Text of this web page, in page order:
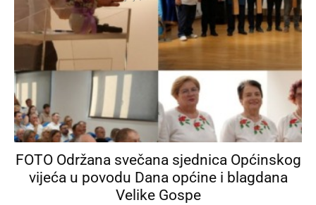
FOTO Održana svečana sjednica Općinskog
vijeća u povodu Dana općine i blagdana
Velike Gospe